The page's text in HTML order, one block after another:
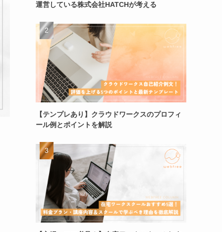
運営している株式会社HATCHが考える
【テンプレあり】クラウドワークスのプロフィ
ール例とポイントを解説